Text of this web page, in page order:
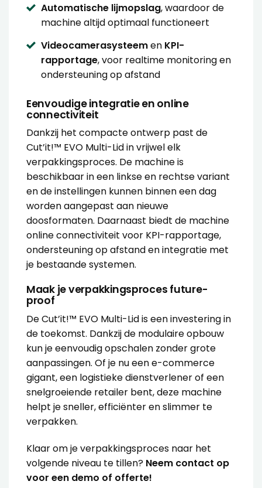
Automatische lijmopslag, waardoor de
machine altijd optimaal functioneert
Videocamerasysteemen KPI-
rapportage, voor realtime monitoring en
ondersteuning op afstand
Eenvoudige integratie en online
connectiviteit
Dankzij het compacte ontwerp past de
Cut’it!™ EVO Multi-Lid in vrijwel elk
verpakkingsproces. De machine is
beschikbaar in een linkse en rechtse variant
en de instellingen kunnen binnen een dag
worden aangepast aan nieuwe
doosformaten. Daarnaast biedt de machine
online connectiviteit voor KPI-rapportage,
ondersteuning op afstand en integratie met
je bestaande systemen.
Maak je verpakkingsproces future-
proof
De Cut’it!™ EVO Multi-Lid is een investering in
de toekomst. Dankzij de modulaire opbouw
kun je eenvoudig opschalen zonder grote
aanpassingen. Of je nu een e-commerce
gigant, een logistieke dienstverlener of een
snelgroeiende retailer bent, deze machine
helpt je sneller, efficiënter en slimmer te
verpakken.
Klaar om je verpakkingsproces naar het
volgende niveau te tillen? Neem contact op
voor een demo of offerte!